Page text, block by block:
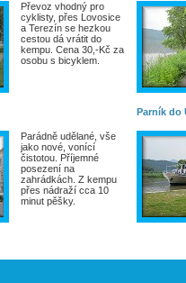
Převoz vhodný pro
cyklisty, přes Lovosice
a Terezín se hezkou
cestou dá vrátit do
kempu. Cena 30,-Kč za
osobu s bicyklem.
Parádně udělané, vše
jako nové, vonící
čistotou. Příjemné
posezení na
zahrádkách. Z kempu
přes nádraží cca 10
minut pěšky.
Parník do